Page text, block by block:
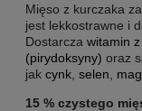
Mięso z kurczaka
jest lekkostrawne i
Dostarcza witamin
(pirydoksyny) oraz
jak cynk selen
15 % czystego